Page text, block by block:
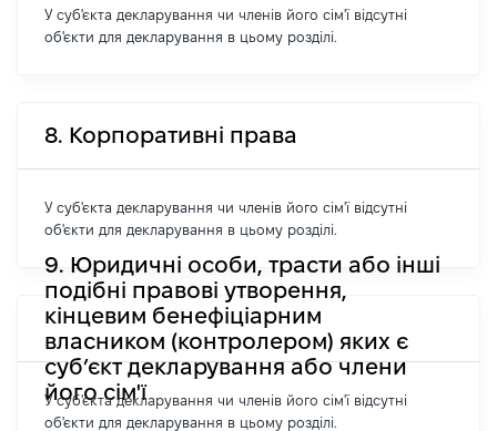
У суб'єкта декларування чи членів його сім'ї відсутні
об'єкти для декларування в цьому розділі.
8. Корпоративні права
У суб'єкта декларування чи членів його сім'ї відсутні
об'єкти для декларування в цьому розділі.
9. Юридичні особи, трасти або інші
подібні правові утворення,
кінцевим бенефіціарним
власником (контролером) яких є
суб’єкт декларування або члени
його сім'ї
У суб'єкта декларування чи членів його сім'ї відсутні
об'єкти для декларування в цьому розділі.